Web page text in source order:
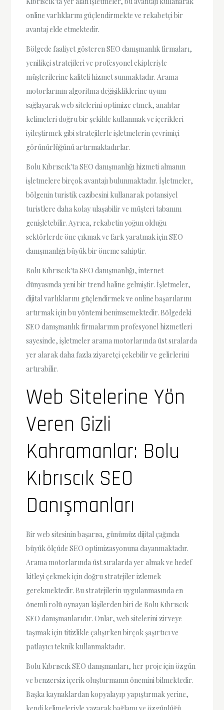
online varlıklarını güçlendirmekte ve rekabetçi bir
avantaj elde etmektedir.
Bölgede faaliyet gösteren SEO danışmanlık firmaları,
yenilikçi stratejileri ve profesyonel ekipleriyle
müşterilerine kaliteli hizmet sunmaktadır. Arama
motorlarının algoritma değişikliklerine uyum
sağlayarak web sitelerini optimize etmek, anahtar
kelimeleri doğru bir şekilde kullanmak ve içerikleri
iyileştirmek gibi stratejilerle işletmelerin çevrimiçi
görünürlüğünü artırmaktadırlar.
Bolu Kıbrıscık'ta SEO danışmanlığı hizmeti almanın
işletmelere birçok avantajı bulunmaktadır. İşletmeler,
bölgenin turistik cazibesini kullanarak potansiyel
turistlere daha kolay ulaşabilir ve müşteri tabanını
genişletebilir. Ayrıca, rekabetin yoğun olduğu
sektörlerde öne çıkmak ve fark yaratmak için SEO
danışmanlığı büyük bir öneme sahiptir.
Bolu Kıbrıscık'ta SEO danışmanlığı, internet
dünyasında yeni bir trend haline gelmiştir. İşletmeler,
dijital varlıklarını güçlendirmek ve online başarılarını
artırmak için bu yöntemi benimsemektedir. Bölgedeki
SEO danışmanlık firmalarının profesyonel hizmetleri
sayesinde, işletmeler arama motorlarında üst sıralarda
yer alarak daha fazla ziyaretçi çekebilir ve gelirlerini
artırabilir.
Web Sitelerine Yön
Veren Gizli
Kahramanlar: Bolu
Kıbrıscık SEO
Danışmanları
Bir web sitesinin başarısı, günümüz dijital çağında
büyük ölçüde SEO optimizasyonuna dayanmaktadır.
Arama motorlarında üst sıralarda yer almak ve hedef
kitleyi çekmek için doğru stratejiler izlemek
gerekmektedir. Bu stratejilerin uygulanmasında en
önemli rolü oynayan kişilerden biri de Bolu Kıbrıscık
SEO danışmanlarıdır. Onlar, web sitelerini zirveye
taşımak için titizlikle çalışırken birçok şaşırtıcı ve
patlayıcı teknik kullanmaktadır.
Bolu Kıbrıscık SEO danışmanları, her proje için özgün
ve benzersiz içerik oluşturmanın önemini bilmektedir.
Başka kaynaklardan kopyalayıp yapıştırmak yerine,